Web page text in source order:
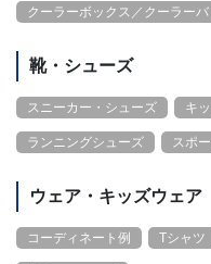
クーラーボックス／クーラーバ
靴・シューズ
スニーカー・シューズ キ
ランニングシューズ スポ
ウェア・キッズウェア
コーディネート例 Tシャツ